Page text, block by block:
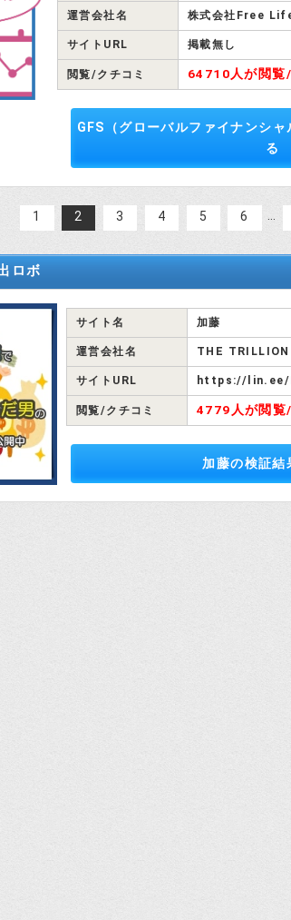
運営会社名 株式会社Free
サイトURL 掲載無し
閲覧/クチコミ 64710人が閲覧
GFS（グローバルファイナンシ
る
1 2 3 4 5 6 …
ロボ
サイト名 加藤
運営会社名 THE TRILLION
サイトURL https://lin.ee/
閲覧/クチコミ 4779人が閲覧/
加藤の検証結